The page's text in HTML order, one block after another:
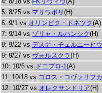
5: 8/25 vs マリウポリ (H)
6: 9/1 vs オリンピク・ドネツク(A)
7: 9/14 vs ゾリャ・ルハンシク(H)
8: 9/22 vs デスナ・チェルニーヒウ
9: 9/27 vs ヴォルスクラ(H)
10: 10/6 vs ドニプロ-1(A)
11: 10/18 vs コロス・コヴァリフカ
12: 10/27 vs オレクサンドリア(H)